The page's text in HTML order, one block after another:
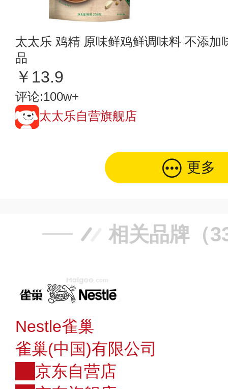
太太乐 鸡精 原味鲜鸡鲜调味料 不添加
品
￥13.9
评论:100w+
太太乐自营旗舰店
更多
相关品牌（
Nestle雀巢
雀巢(中国)有限公司
京东自营店